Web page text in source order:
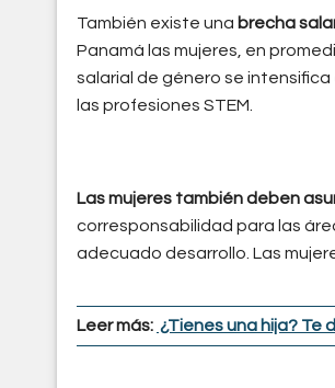
También existe una brecha
Panamá las mujeres, en
salarial de género se
las profesiones STEM.
Las mujeres también deben
corresponsabilidad para las
adecuado desarrollo. Las
Leer más: ¿Tienes una hija? Te